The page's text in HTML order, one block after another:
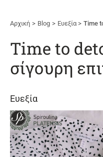
Αρχική Blog Ευεξία Time
Time to
σίγουρη
Ευεξία